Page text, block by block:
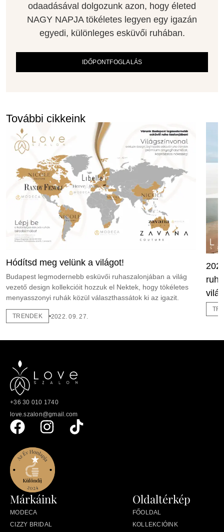
odaadásával dolgozunk azon, hogy életed
NAGY NAPJA tökéletes legyen egy igazán
egyedi, különleges esküvői ruhában.
IDŐPONTFOGLALÁS
További cikkeink
Hódítsd meg velünk a világot!
Budapest legmodernebb esküvői ruhaszalonjában a világ
vezető design kollekcióit hozzuk el Nektek, hogy tökéletes
menyasszonyi ruhák közül választhassátok ki az igazit.
TRENDEK 2022. 09. 27.
+36 30 010 1740
love.szalon@gmail.com
Oldaltérkép
FŐOLDAL
KOLLEKCIÓINK
Márkáink
MODECA
CIZZY BRIDAL